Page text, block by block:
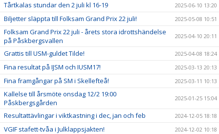
Tårtkalas stundar den 2 juli kl 16-19 2025-06-10 13:20
Biljetter släppta till Folksam Grand Prix 22 juli! 2025-05-08 10:51
Folksam Grand Prix 22 juli - årets stora idrottshändelse
på Påskbergsvallen
2025-04-10 20:11
Grattis till USM-guldet Tilde! 2025-04-08 18:24
Fina resultat på IJSM och IUSM17! 2025-03-13 20:13
Fina framgångar på SM i Skellefteå! 2025-03-11 10:13
Kallelse till årsmöte onsdag 12/2 19:00
Påskbergsgården
2025-01-25 15:04
Resultattävlingar i viktkastning i dec, jan och feb 2024-12-05 18:18
VGIF stafett-tvåa i Julklappsjakten! 2024-12-02 10:18